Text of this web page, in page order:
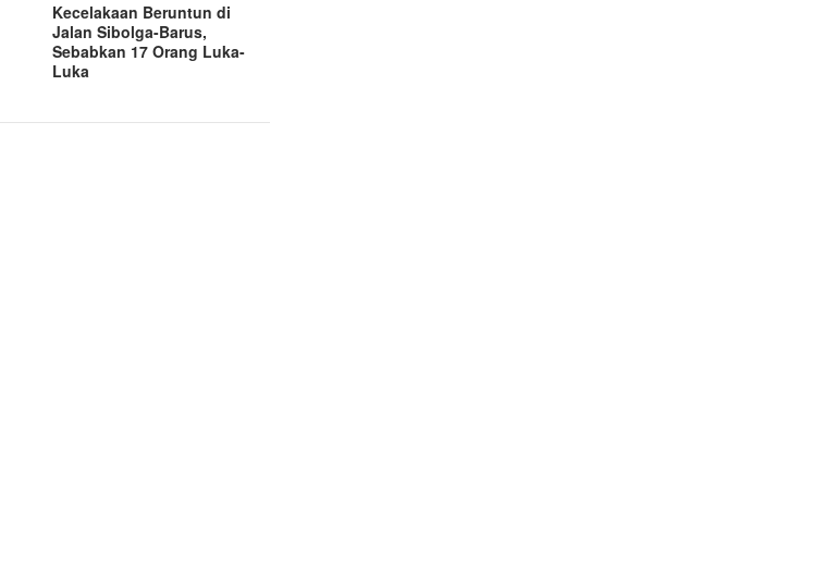
Kecelakaan Beruntun di
Jalan Sibolga-Barus,
Sebabkan 17 Orang Luka-
Luka